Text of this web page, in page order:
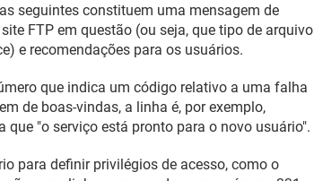
seguintes constituem uma mensagem de
FTP em questão (ou seja, que tipo de arquivo
e recomendações para os usuários.
que indica um código relativo a uma falha
de boas-vindas, a linha é, por exemplo,
que "o serviço está pronto para o novo usuário".
para definir privilégios de acesso, como o